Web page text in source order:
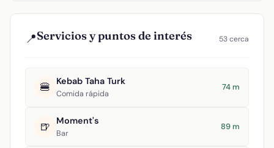
📍Servicios y puntos de interés 53 cerca
🍔 Kebab Taha Turk
Comida rápida
74 m
🍺 Moment's
Bar
89 m